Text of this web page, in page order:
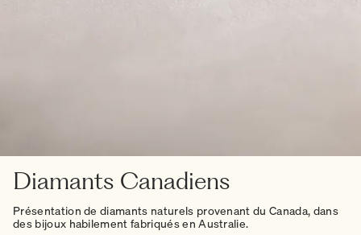
Diamants Canadiens
Présentation de diamants naturels provenant du Canada, dans
des bijoux habilement fabriqués en Australie.